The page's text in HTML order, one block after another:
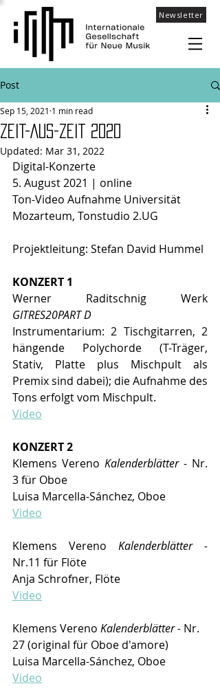
Newsletter
Post
ZEIT-AUS-ZEIT 2020
Sep 15, 2021 1 min read
Updated: Mar 31, 2022
Digital-Konzerte
5. August 2021 | online
Ton-Video Aufnahme Universität
Mozarteum, Tonstudio 2.UG
Projektleitung: Stefan David Hummel
KONZERT 1
GITRES20PART D
Instrumentarium: 2 Tischgitarren, 2
hängende Polychorde (T-Träger,
Stativ, Platte plus Mischpult als
Premix sind dabei); die Aufnahme des
Tons erfolgt vom Mischpult.
Video
KONZERT 2
Klemens Vereno Kalenderblätter - Nr.
3 für Oboe
Luisa Marcella-Sánchez, Oboe
Video
Klemens Vereno
Nr.11 für Flöte
Anja Schrofner, Flöte
Video
Klemens Vereno Kalenderblätter - Nr.
27 (original für Oboe d'amore)
Luisa Marcella-Sánchez, Oboe
Video